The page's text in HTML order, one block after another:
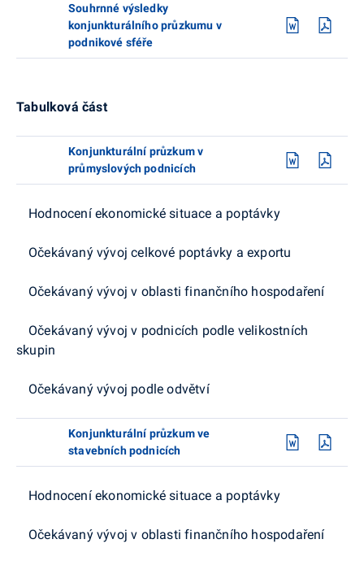
Souhrnné výsledky
konjunkturálního průzkumu v
podnikové sféře
Tabulková část
Konjunkturální průzkum v
průmyslových podnicích
Hodnocení ekonomické situace a poptávky
Očekávaný vývoj celkové poptávky a exportu
Očekávaný vývoj v oblasti finančního hospodaření
Očekávaný vývoj v podnicích podle velikostních
skupin
Očekávaný vývoj podle odvětví
Konjunkturální průzkum ve
stavebních podnicích
Hodnocení ekonomické situace a poptávky
Očekávaný vývoj v oblasti finančního hospodaření